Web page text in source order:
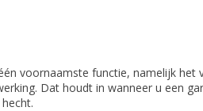
voornaamste functie, namelijk
Dat houdt in wanneer u een